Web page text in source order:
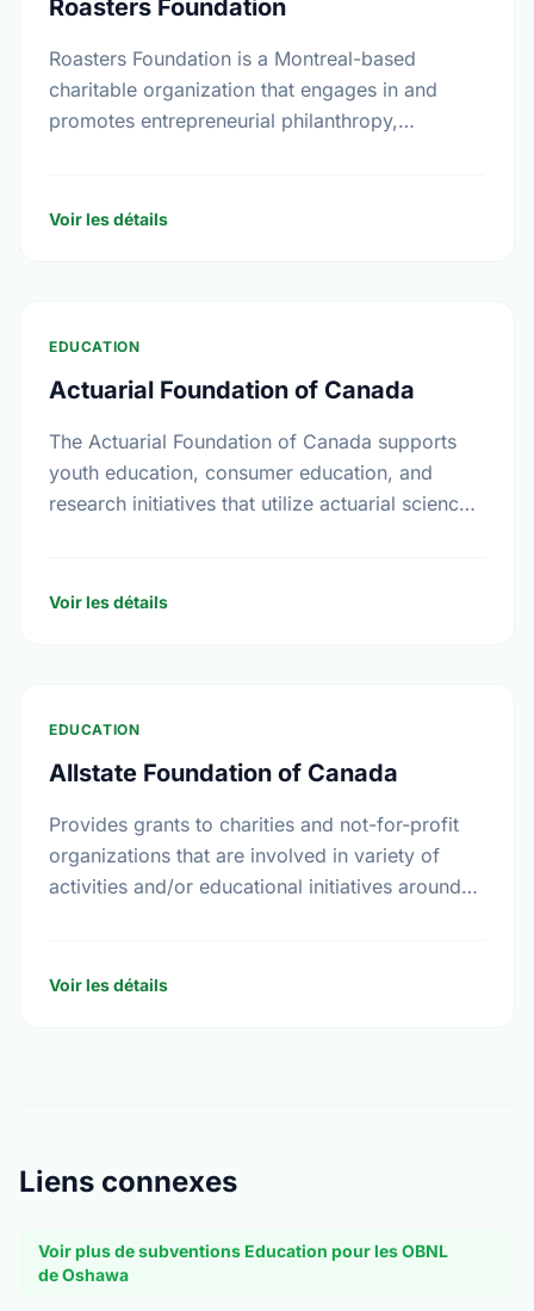
Roasters Foundation
Roasters Foundation is a Montreal-based
charitable organization that engages in and
promotes entrepreneurial philanthropy,
Voir les détails
EDUCATION
Actuarial Foundation of Canada
The Actuarial Foundation of Canada supports
youth education, consumer education, and
research initiatives that utilize actuarial science
Voir les détails
EDUCATION
Allstate Foundation of Canada
Provides grants to charities and not-for-profit
organizations that are involved in variety of
activities and/or educational initiatives around
Voir les détails
Liens connexes
Voir plus de subventions Education pour les OBNL
de Oshawa